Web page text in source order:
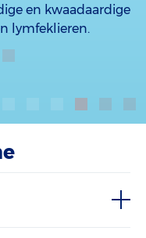
en kwaadaardige
lymfeklieren.